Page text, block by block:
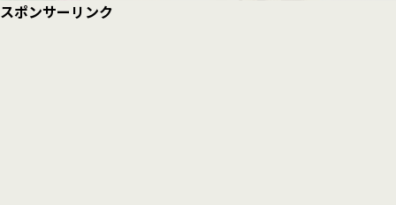
スポンサーリンク